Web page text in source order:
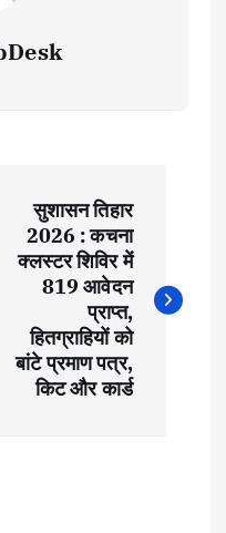
सुशासन तिहार
2026 : कचना
क्लस्टर शिविर में
819 आवेदन
प्राप्त,
हितग्राहियों को
बांटे प्रमाण पत्र,
किट और कार्ड